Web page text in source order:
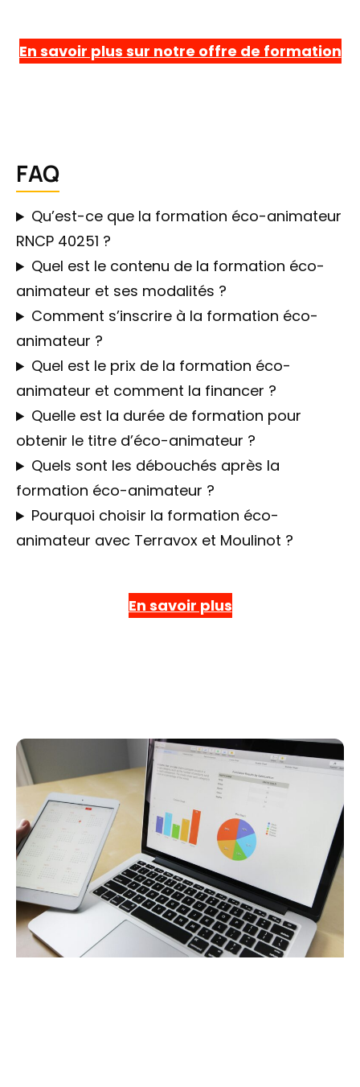
En savoir plus sur notre offre de formation
FAQ
Qu’est-ce que la formation éco-animateur
RNCP 40251 ?
Quel est le contenu de la formation éco-
animateur et ses modalités ?
Comment s’inscrire à la formation éco-
animateur ?
Quel est le prix de la formation éco-
animateur et comment la financer ?
Quelle est la durée de formation pour
obtenir le titre d’éco-animateur ?
Quels sont les débouchés après la
formation éco-animateur ?
Pourquoi choisir la formation éco-
animateur avec Terravox et Moulinot ?
En savoir plus